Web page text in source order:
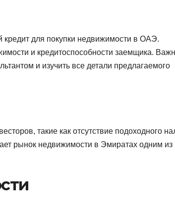
для покупки недвижимости в ОАЭ.
и кредитоспособности заемщика.
и изучить все детали предлагаемого
такие как отсутствие подоходного
рынок недвижимости в Эмиратах одним из